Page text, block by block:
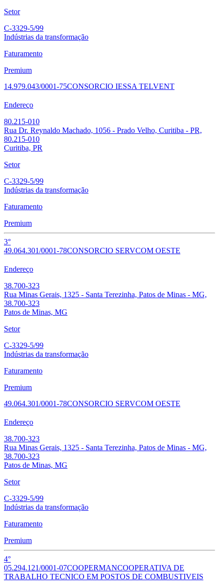
Setor
C-3329-5/99
Indústrias da transformação
Faturamento
Premium
14.979.043/0001-75CONSORCIO IESSA TELVENT
Endereço
80.215-010
Rua Dr. Reynaldo Machado, 1056 - Prado Velho, Curitiba - PR,
80.215-010
Curitiba, PR
Setor
C-3329-5/99
Indústrias da transformação
Faturamento
Premium
3°
49.064.301/0001-78CONSORCIO SERVCOM OESTE
Endereço
38.700-323
Rua Minas Gerais, 1325 - Santa Terezinha, Patos de Minas - MG,
38.700-323
Patos de Minas, MG
Setor
C-3329-5/99
Indústrias da transformação
Faturamento
Premium
49.064.301/0001-78CONSORCIO SERVCOM OESTE
Endereço
38.700-323
Rua Minas Gerais, 1325 - Santa Terezinha, Patos de Minas - MG,
38.700-323
Patos de Minas, MG
Setor
C-3329-5/99
Indústrias da transformação
Faturamento
Premium
4°
05.294.121/0001-07COOPERMANCOOPERATIVA DE
TRABALHO TECNICO EM POSTOS DE COMBUSTIVEIS